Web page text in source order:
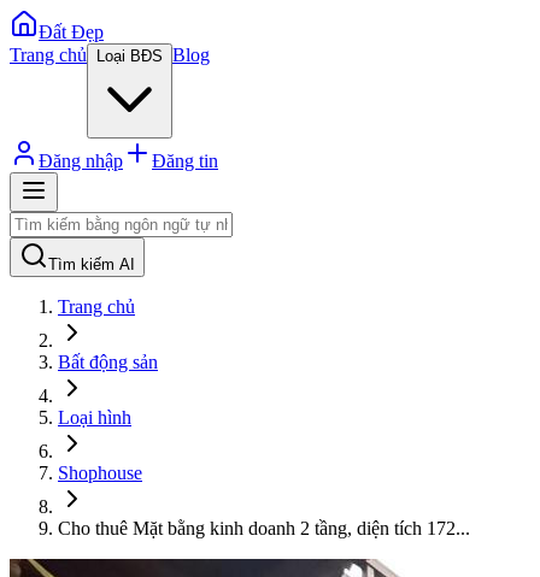
Đất Đẹp
Trang chủ
Loại BĐS Blog
Đăng nhập Đăng tin
Tìm kiếm AI
Trang chủ
Bất động sản
Loại hình
Shophouse
Cho thuê Mặt bằng kinh doanh 2 tầng, diện tích 172...